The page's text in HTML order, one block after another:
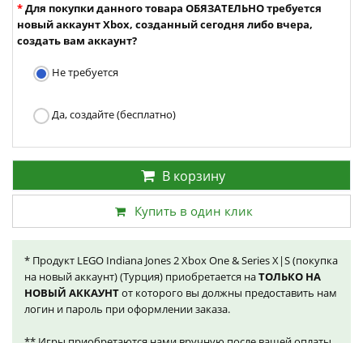
Для покупки данного товара ОБЯЗАТЕЛЬНО требуется
новый аккаунт Xbox, созданный сегодня либо вчера,
создать вам аккаунт?
Не требуется
Да, создайте (бесплатно)
В корзину
Купить в один клик
* Продукт LEGO Indiana Jones 2 Xbox One & Series X|S (покупка
на новый аккаунт) (Турция) приобретается наТОЛЬКО НА
НОВЫЙ АККАУНТот которого вы должны предоставить нам
логин и пароль при оформлении заказа.